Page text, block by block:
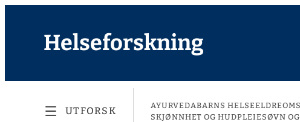
Helseforskning
UTFORSK AYURVEDABARNS HELSE
SKJØNNHET OG HUDPLEIE SØVN